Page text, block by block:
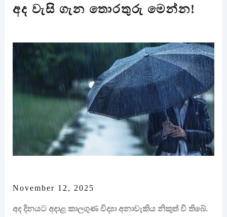
අද වැසි ගැන තොරතුරු මෙන්න!
November 12, 2025
අද දිනයට අදාළ කාලගුණ විද්‍යා අනාවැකිය නිකුත් වී තිබේ.